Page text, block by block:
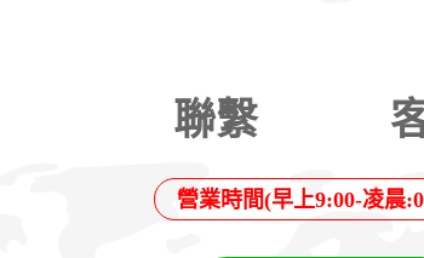
聯繫
營業時間(早上9:00-凌晨